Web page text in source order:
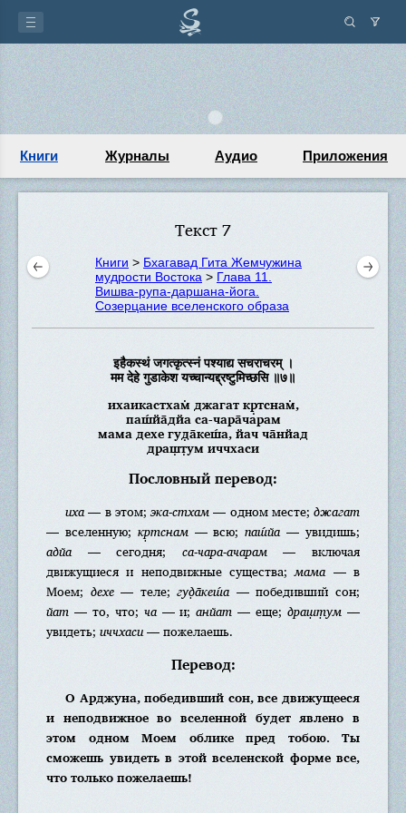
Книги Журналы Аудио Приложения
Текст 7
Книги > Бхагавад Гита Жемчужина
мудрости Востока > Глава 11.
Вишва-рупа-даршана-йога.
Созерцание вселенского образа
इहैकस्थं जगत्कृत्स्नं पश्याद्य सचराचरम् ।
मम देहे गुडाकेश यच्चान्यद्द्रष्टुमिच्छसि ॥७॥
ихаикастхам̇ джагат кр̣тснам̇,
паш́йа̄дйа са-чара̄чарам
мама дехе гуд̣а̄кеш́а, йач ча̄нйад
драш̣т̣ум иччхаси
Пословный перевод:
иха— в этом;эка-стхам— одном месте; джагат
— вселенную; кр̣тснам— всю;паш́йа— увидишь;
адйа— сегодня; са-чара-ачарам— включая
движущиеся и неподвижные существа;мама— в
Моем; дехе— теле;гуд̣а̄кеш́а— победивший сон;
йат — то, что; ча— и;анйат — еще;драш̣т̣ум —
увидеть; иччхаси— пожелаешь.
Перевод:
О Арджуна, победивший сон, все движущееся
и неподвижное во вселенной будет явлено в
этом одном Моем облике пред тобою. Ты
сможешь увидеть в этой вселенской форме все,
что только пожелаешь!